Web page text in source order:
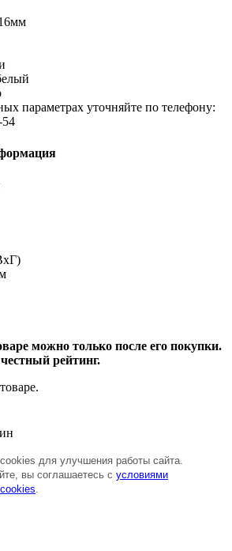
параметрах уточняйте по телефону:
54
можно только после его покупки.
рейтинг.
для улучшения работы сайта.
вы соглашаетесь с условиями
.